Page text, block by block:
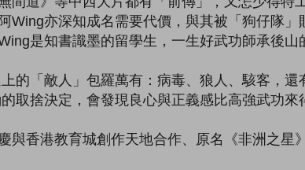
Wing亦深知成名需要代價，與其被「狗仔隊
是知書識墨的留學生，一生好武功師承後
的「敵人」包羅萬有：病毒、狼人、駭客，
取捨決定，會發現良心與正義感比高強武功來
與香港教育城創作天地合作、原名《非洲之星